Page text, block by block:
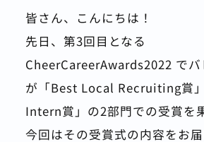
皆さん、こんにちは！
先日、第3回目となる
CheerCareerAwards2022 で
が「Best Local Recruiting賞
Intern賞」の2部門での受賞を
今回はその受賞式の内容をお